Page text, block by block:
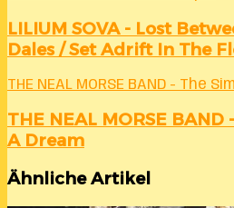
LILIUM SOVA - Lost
Dales / Set Adrift In The
THE NEAL MORSE BAND - The
THE NEAL MORSE
A Dream
Ähnliche Artikel